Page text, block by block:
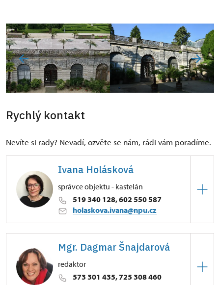
Rychlý kontakt
Nevíte si rady? Nevadí, ozvěte se nám, rádi vám poradíme.
Ivana Holásková
správce objektu - kastelán
519 340 128, 602 550 587
holaskova.ivana@npu.cz
Zámek 1/, Lednice na Moravě 69144
Absolventka humanitního gymnázia na Lerchově
ulici v Brně, studovala obor sociologie a
Mgr. Dagmar Šnajdarová
redaktor
573 301 435, 725 308 460